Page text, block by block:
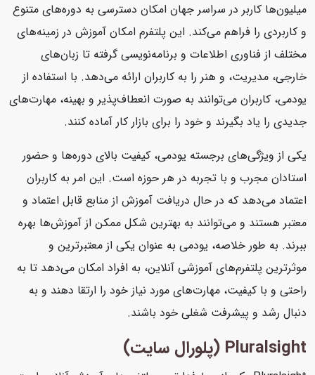
میلیون‌ها کاربر در سراسر جهان امکان دسترسی به دوره‌های متنوع
و کاربردی را فراهم می‌کند. این پلتفرم امکان آموزش در زمینه‌های
مختلف از فناوری اطلاعات و برنامه‌نویسی گرفته تا زبان‌های
خارجی، مدیریت، و هنر را به کاربران ارائه می‌دهد. با استفاده از
یودمی، کاربران می‌توانند به صورت انعطاف‌پذیر و بهینه، مهارت‌های
جدیدی را یاد بگیرند و خود را برای بازار کار آماده کنند.
یکی از ویژگی‌های برجسته یودمی، کیفیت بالای دوره‌ها و حضور
استادان مجرب و با تجربه در هر حوزه است. این امر به کاربران
اعتماد می‌دهد که در حال دریافت آموزش از منابع قابل اعتماد و
معتبر هستند و می‌توانند به بهترین شکل ممکن از آموزش‌ها بهره
ببرند. به طور خلاصه، یودمی به عنوان یکی از معتبرترین و
موثرترین پلتفرم‌های آموزشی آنلاین، به افراد امکان می‌دهد تا به
راحتی و با کیفیت، مهارت‌های مورد نیاز خود را ارتقا دهند و به
دنبال رشد و پیشرفت شغلی خود باشند.
Pluralsight (پلورال سایت)